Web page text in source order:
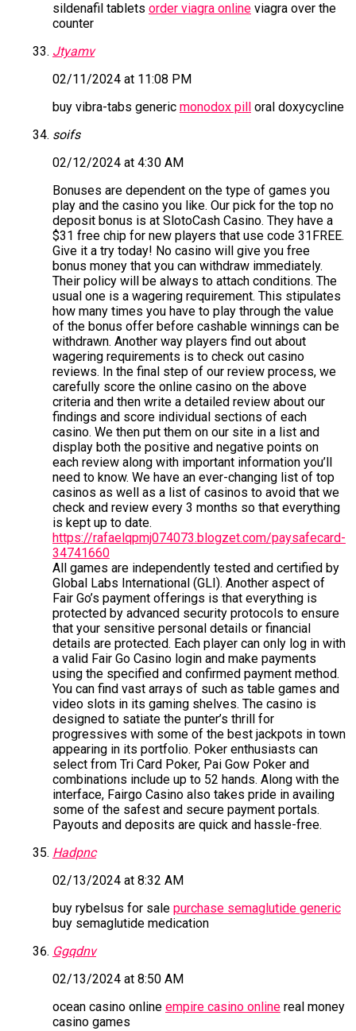
sildenafil tablets order viagra onlineviagra over the
counter
Jtyamv
02/11/2024 at 11:08 PM
buy vibra-tabs generic monodox pilloral doxycycline
soifs
02/12/2024 at 4:30 AM
Bonuses are dependent on the type of games you
play and the casino you like. Our pick for the top no
deposit bonus is at SlotoCash Casino. They have a
$31 free chip for new players that use code 31FREE.
Give it a try today! No casino will give you free
bonus money that you can withdraw immediately.
Their policy will be always to attach conditions. The
usual one is a wagering requirement. This stipulates
how many times you have to play through the value
of the bonus offer before cashable winnings can be
withdrawn. Another way players find out about
wagering requirements is to check out casino
reviews. In the final step of our review process, we
carefully score the online casino on the above
criteria and then write a detailed review about our
findings and score individual sections of each
casino. We then put them on our site in a list and
display both the positive and negative points on
each review along with important information you’ll
need to know. We have an ever-changing list of top
casinos as well as a list of casinos to avoid that we
check and review every 3 months so that everything
is kept up to date.
https://rafaelqpmj074073.blogzet.com/paysafecard-
34741660
All games are independently tested and certified by
Global Labs International (GLI). Another aspect of
Fair Go’s payment offerings is that everything is
protected by advanced security protocols to ensure
that your sensitive personal details or financial
details are protected. Each player can only log in with
a valid Fair Go Casino login and make payments
using the specified and confirmed payment method.
You can find vast arrays of such as table games and
video slots in its gaming shelves. The casino is
designed to satiate the punter’s thrill for
progressives with some of the best jackpots in town
appearing in its portfolio. Poker enthusiasts can
select from Tri Card Poker, Pai Gow Poker and
combinations include up to 52 hands. Along with the
interface, Fairgo Casino also takes pride in availing
some of the safest and secure payment portals.
Payouts and deposits are quick and hassle-free.
Hadpnc
02/13/2024 at 8:32 AM
buy rybelsus for sale purchase semaglutide generic
buy semaglutide medication
Ggqdnv
02/13/2024 at 8:50 AM
ocean casino online empire casino onlinereal money
casino games